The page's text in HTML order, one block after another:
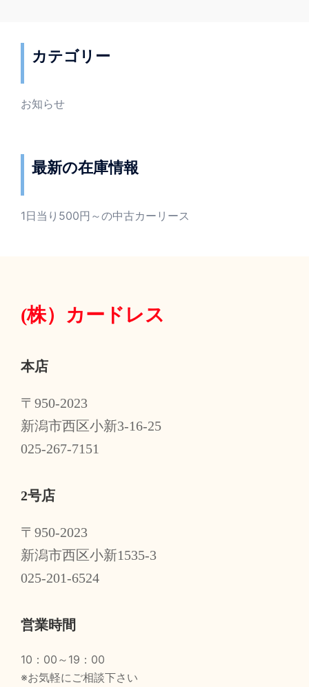
ー
ョ
ン
カテゴリー
お知らせ
最新の在庫情報
1日当り500円～の中古カーリース
(株） カードレス
本店
〒950-2023
新潟市西区小新3-16-25
025-267-7151
2号店
〒950-2023
新潟市西区小新1535-3
025-201-6524
営業時間
10：00～19：00
※お気軽にご相談下さい